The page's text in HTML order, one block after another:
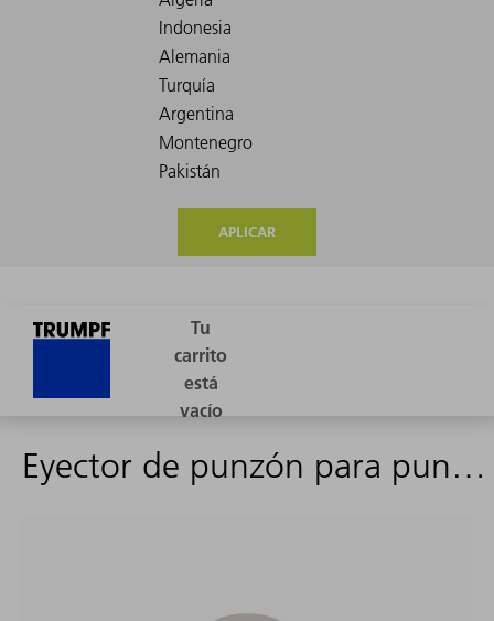
APLICAR
Eyector de punzón para punzón de punzonado previo (hacia arriba)